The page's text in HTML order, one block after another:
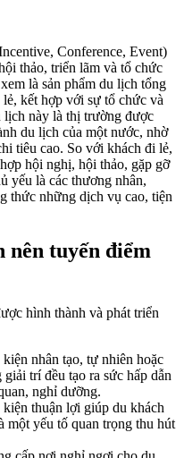
Conference, Event)
thảo, triển lãm và tổ chức
là sản phẩm du lịch tổng
kết hợp với sự tổ chức và
lịch này là thị trường được
du lịch của một nước, nhờ
tiêu cao. So với khách đi lẻ,
hội nghị, hội thảo, gặp gỡ
yếu là các thương nhân,
thức những dịch vụ cao, tiện
nên tuyến điểm
hình thành và phát triển
nhân tạo, tự nhiên hoặc
trí đều tạo ra sức hấp dẫn
nghỉ dưỡng.
thuận lợi giúp du khách
một yếu tố quan trọng thu hút